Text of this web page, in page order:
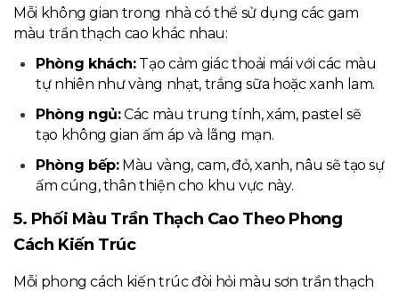
Mỗi không gian trong nhà có thể sử dụng các gam
màu trần thạch cao khác nhau:
Phòng khách:Tạo cảm giác thoải mái với các màu
tự nhiên như vàng nhạt, trắng sữa hoặc xanh lam.
Phòng ngủ:Các màu trung tính, xám, pastel sẽ
tạo không gian ấm áp và lãng mạn.
Phòng bếp:Màu vàng, cam, đỏ, xanh, nâu sẽ tạo sự
ấm cúng, thân thiện cho khu vực này.
5. Phối Màu Trần Thạch Cao Theo Phong
Cách Kiến Trúc
Mỗi phong cách kiến trúc đòi hỏi màu sơn trần thạch